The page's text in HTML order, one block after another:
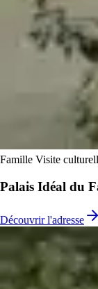
Famille Visite
Palais Idéal du
Découvrir l'adresse